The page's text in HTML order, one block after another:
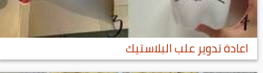
اعادة تدوير علب البلاستيك